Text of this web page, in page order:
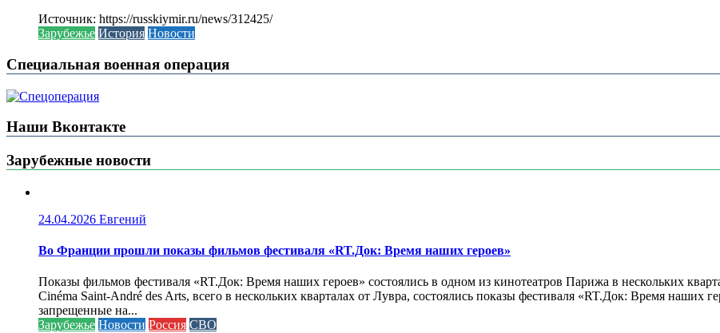
Источник: https://russkiymir.ru/news/312425/
Зарубежье История Новости
Специальная военная операция
Наши Вконтакте
Зарубежные новости
24.04.2026 Евгений
Во Франции прошли показы фильмов фестиваля «RT.Док: Время наших героев»
Показы фильмов фестиваля «RT.Док: Время наших героев» состоялись в одном из кинотеатров Парижа в нескольких
Cinéma Saint-André des Arts, всего в нескольких кварталах от Лувра, состоялись показы фестиваля «RT.Док: Время
запрещенные на...
Зарубежье Новости Россия СВО